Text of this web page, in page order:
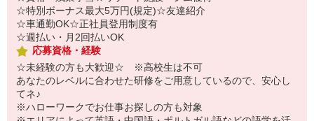
☆特別ボーナス最大5万円(規定)☆友達紹介
☆車通勤OK☆正社員登用制度有
☆週払い・月2回払いOK
応募資格・経験
☆未経験の方も大歓迎☆ ※高校生は不可
あなたのレベルに合わせた研修をご用意しているので、安心し
てネ♪
※ハローワークでお仕事お探しの方も対象